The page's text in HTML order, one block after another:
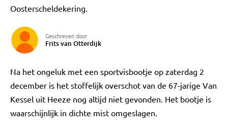
Oosterscheldekering.
Geschreven door
Frits van Otterdijk
Na het ongeluk met een sportvisbootje op zaterdag 2
december is het stoffelijk overschot van de 67-jarige Van
Kessel uit Heeze nog altijd niet gevonden. Het bootje is
waarschijnlijk in dichte mist omgeslagen.